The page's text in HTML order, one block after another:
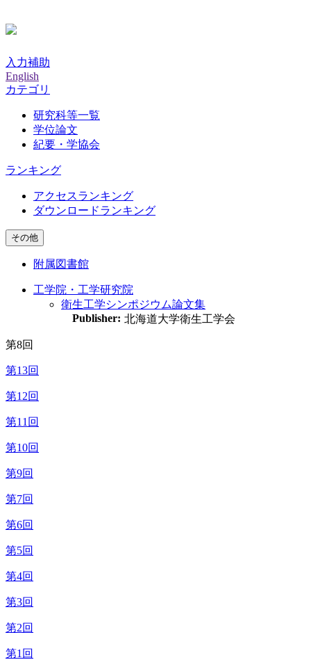
入力補助
English
カテゴリ
研究科等一覧
学位論文
紀要・学協会
ランキング
アクセスランキング
ダウンロードランキング
その他
附属図書館
工学院・工学研究院
衛生工学シンポジウム論文集
Publisher: 北海道大学衛生工学会
第8回
第13回
第12回
第11回
第10回
第9回
第7回
第6回
第5回
第4回
第3回
第2回
第1回